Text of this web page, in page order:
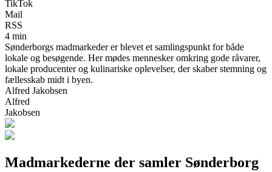
TikTok
Mail
RSS
4 min
Sønderborgs madmarkeder er blevet et samlingspunkt for både
lokale og besøgende. Her mødes mennesker omkring gode råvarer,
lokale producenter og kulinariske oplevelser, der skaber stemning og
fællesskab midt i byen.
Alfred Jakobsen
Alfred
Jakobsen
Madmarkederne der samler Sønderborg